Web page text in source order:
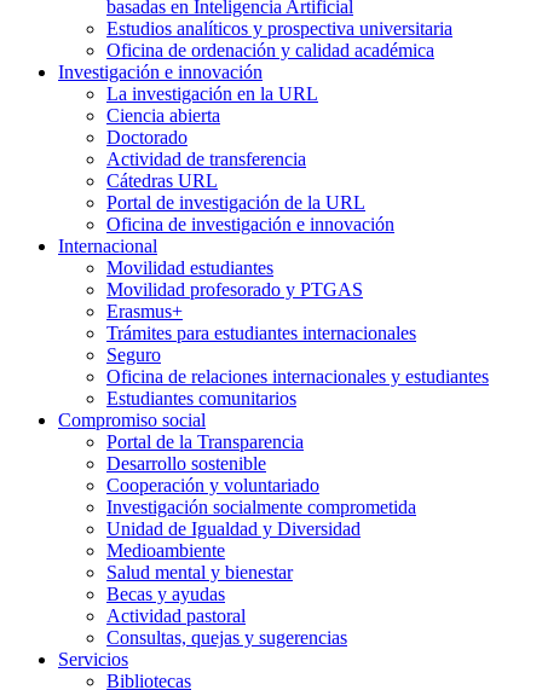
basadas en Inteligencia Artificial
Estudios analíticos y prospectiva universitaria
Oficina de ordenación y calidad académica
Investigación e innovación
La investigación en la URL
Ciencia abierta
Doctorado
Actividad de transferencia
Cátedras URL
Portal de investigación de la URL
Oficina de investigación e innovación
Internacional
Movilidad estudiantes
Movilidad profesorado y PTGAS
Erasmus+
Trámites para estudiantes internacionales
Seguro
Oficina de relaciones internacionales y estudiantes
Estudiantes comunitarios
Compromiso social
Portal de la Transparencia
Desarrollo sostenible
Cooperación y voluntariado
Investigación socialmente comprometida
Unidad de Igualdad y Diversidad
Medioambiente
Salud mental y bienestar
Becas y ayudas
Actividad pastoral
Consultas, quejas y sugerencias
Servicios
Bibliotecas